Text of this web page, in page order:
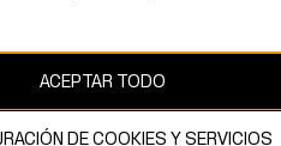
ACEPTAR TODO
DE COOKIES Y SERVICIOS